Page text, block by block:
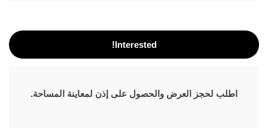
Interested!
اطلب لحجز العرض والحصول على إذن لمعاينة المساحة.